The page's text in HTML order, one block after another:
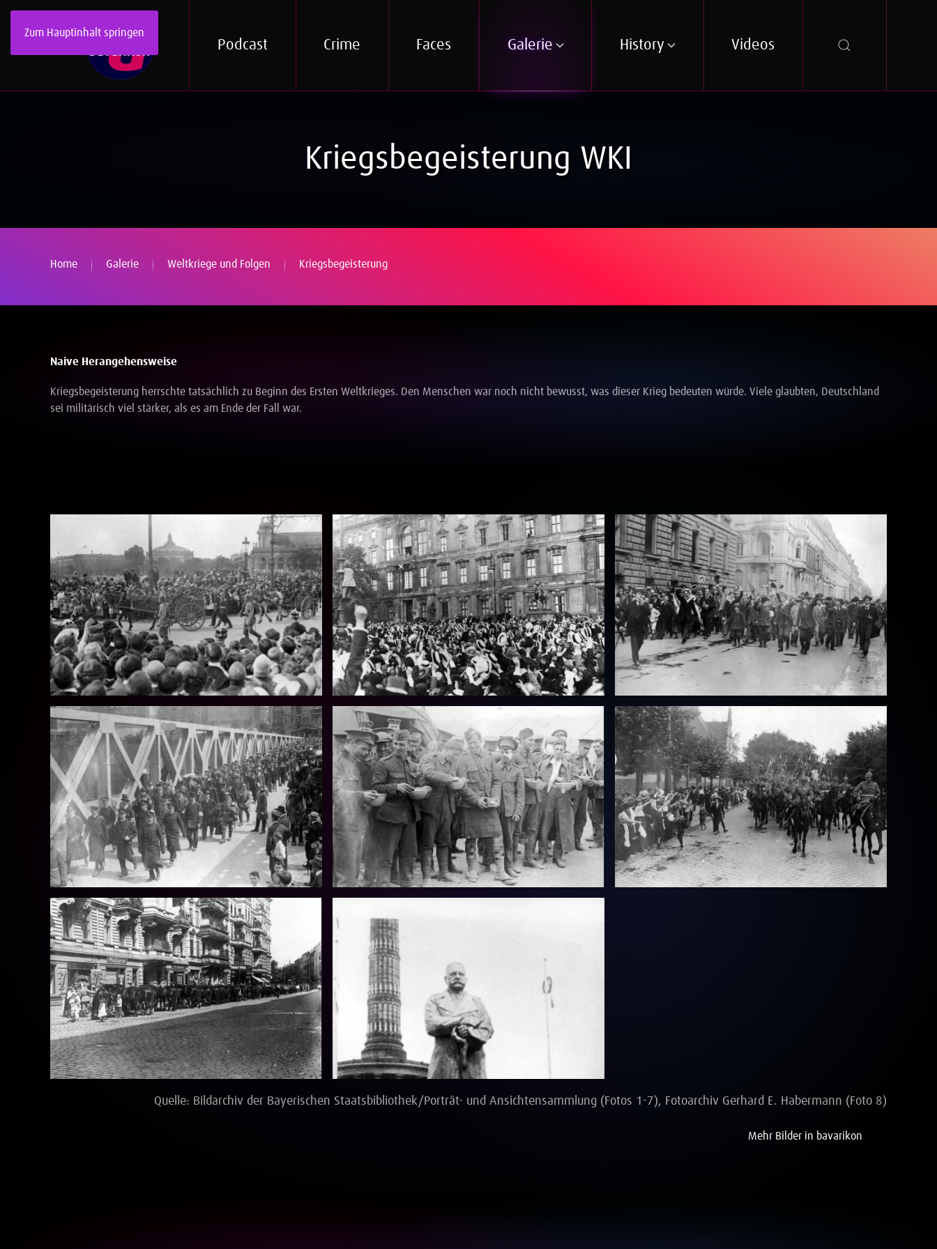
Zum Hauptinhalt springen
Podcast Crime Faces Galerie History Videos
Kriegsbegeisterung WKI
Home Galerie Weltkriege und Folgen Kriegsbegeisterung
Naive Herangehensweise
Kriegsbegeisterung herrschte tatsächlich zu Beginn des Ersten Weltkrieges. Den Menschen war noch nicht bewusst, was dieser Krieg bedeuten würde. Viele glaubten, Deutschland
sei militärisch viel stärker, als es am Ende der Fall war.
Vollbild Vollbild Vollbild
Vollbild Vollbild Vollbild
Vollbild Vollbild
Quelle: Bildarchiv der Bayerischen Staatsbibliothek/Porträt- und Ansichtensammlung (Fotos 1-7), Fotoarchiv Gerhard E. Habermann (Foto 8)
Mehr Bilder in bavarikon